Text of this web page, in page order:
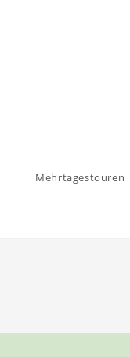
Mehrtagestouren